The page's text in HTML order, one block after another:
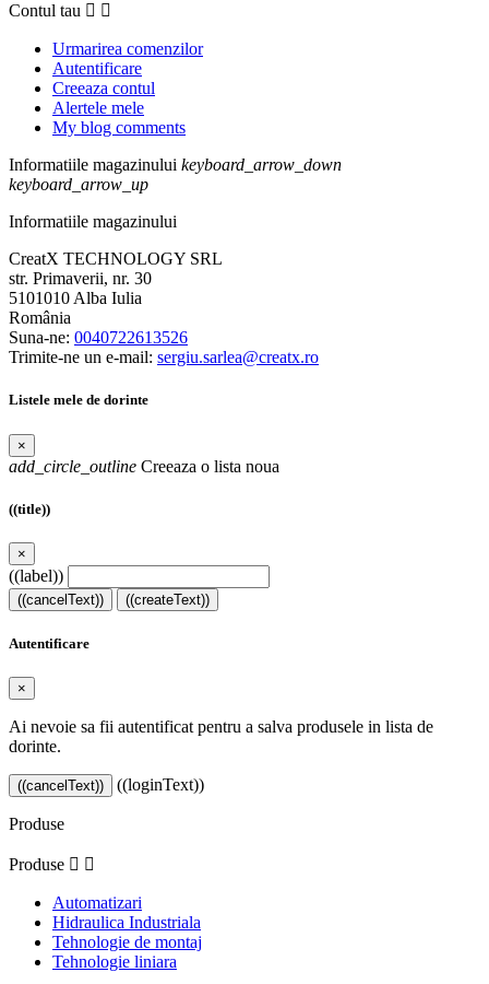
Contul tau  
Urmarirea comenzilor
Autentificare
Creeaza contul
Alertele mele
My blog comments
Informatiile magazinului keyboard_arrow_down
keyboard_arrow_up
Informatiile magazinului
CreatX TECHNOLOGY SRL
str. Primaverii, nr. 30
5101010 Alba Iulia
România
Suna-ne: 0040722613526
Trimite-ne un e-mail: sergiu.sarlea@creatx.ro
Listele mele de dorinte
×
add_circle_outline Creeaza o lista noua
((title))
×
((label))
((cancelText)) ((createText))
Autentificare
×
Ai nevoie sa fii autentificat pentru a salva produsele in lista de
dorinte.
((cancelText)) ((loginText))
Produse
Produse  
Automatizari
Hidraulica Industriala
Tehnologie de montaj
Tehnologie liniara